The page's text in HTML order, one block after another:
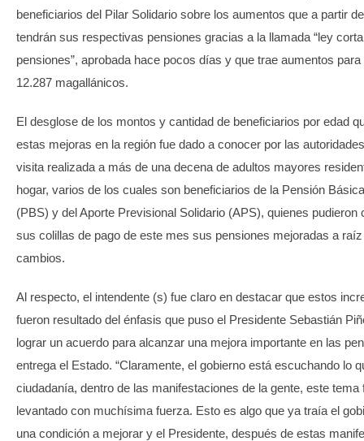
beneficiarios del Pilar Solidario sobre los aumentos que a partir
tendrán sus respectivas pensiones gracias a la llamada “ley
pensiones”, aprobada hace pocos días y que trae aumentos para
12.287 magallánicos.
El desglose de los montos y cantidad de beneficiarios por edad
estas mejoras en la región fue dado a conocer por las
visita realizada a más de una decena de adultos mayores
hogar, varios de los cuales son beneficiarios de la Pensión
(PBS) y del Aporte Previsional Solidario (APS), quienes pudieron
sus colillas de pago de este mes sus pensiones mejoradas a
cambios.
Al respecto, el intendente (s) fue claro en destacar que estos
fueron resultado del énfasis que puso el Presidente Sebastián
lograr un acuerdo para alcanzar una mejora importante en las
entrega el Estado. “Claramente, el gobierno está escuchando lo
ciudadanía, dentro de las manifestaciones de la gente, este tema
levantado con muchísima fuerza. Esto es algo que ya traía el
una condición a mejorar y el Presidente, después de estas